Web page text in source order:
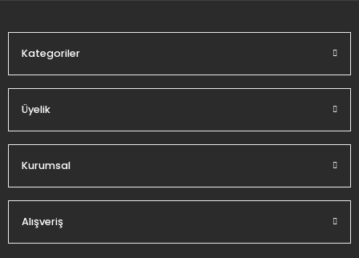
Kategoriler
Üyelik
Kurumsal
Alışveriş